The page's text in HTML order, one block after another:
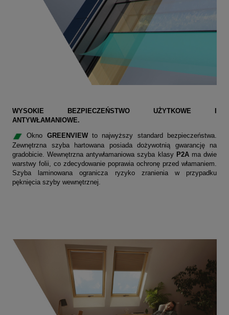
WYSOKIE BEZPIECZEŃSTWO UŻYTKOWE I
ANTYWŁAMANIOWE.
Okno GREENVIEWto najwyższy standard bezpieczeństwa.
Zewnętrzna szyba hartowana posiada dożywotnią gwarancję na
gradobicie. Wewnętrzna antywłamaniowa szyba klasy P2Ama dwie
warstwy folii, co zdecydowanie poprawia ochronę przed włamaniem.
Szyba laminowana ogranicza ryzyko zranienia w przypadku
pęknięcia szyby wewnętrznej.